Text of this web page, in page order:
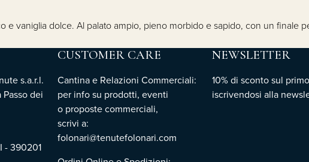
e vaniglia dolce. Al palato ampio, pieno morbido e sapido, con un finale
s.a.r.l.
dei
- 390201
CUSTOMER CARE
Cantina e Relazioni Commerciali:
per info su prodotti, eventi
o proposte commerciali,
scrivi a:
folonari@tenutefolonari.com
NEWSLETTER
10% di sconto sul
iscrivendosi alla